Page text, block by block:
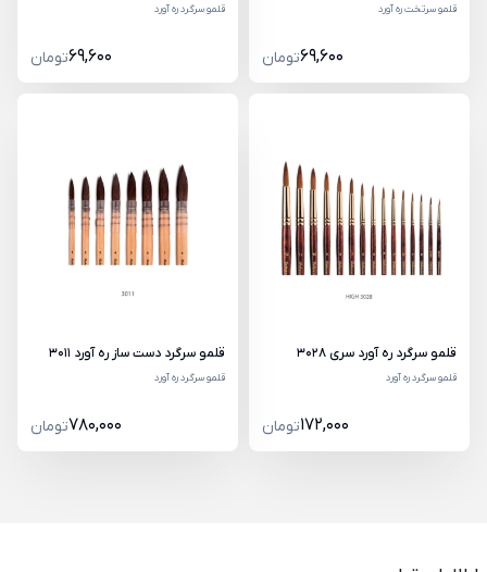
قلمو سرتخت ره آورد
69,600تومان
قلمو سرگرد ره آورد
69,600تومان
قلمو سرگرد ره آورد سری 3028
قلمو سرگرد ره آورد
172,000تومان
قلمو سرگرد دست ساز ره آورد 3011
قلمو سرگرد ره آورد
780,000تومان